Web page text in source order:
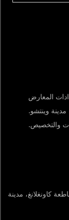
المعارض
وينتشو.
والتخصيص.
مقاطعة كاونغلانغ، مدينة